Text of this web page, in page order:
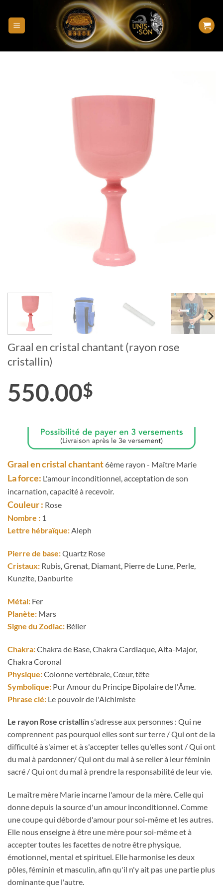
Graal en cristal chantant (rayon rose
cristallin)
550.00$
Graal en cristal chantant 6ème rayon - Maître Marie
La force: L'amour inconditionnel, acceptation de son
incarnation, capacité à recevoir.
Couleur : Rose
Nombre : 1
Lettre hébraïque:Aleph
Pierre de base:Quartz Rose
Cristaux: Rubis, Grenat, Diamant, Pierre de Lune, Perle,
Kunzite, Danburite
Métal: Fer
Planète: Mars
Signe du Zodiac: Bélier
Chakra:Chakra de Base, Chakra Cardiaque, Alta-Major,
Chakra Coronal
Physique:Colonne vertébrale, Cœur, tête
Symbolique: Pur Amour du Principe Bipolaire de l'Âme.
Phrase clé: Le pouvoir de l'Alchimiste
Le rayon Rose cristallins'adresse aux personnes : Qui ne
comprennent pas pourquoi elles sont sur terre / Qui ont de la
difficulté à s'aimer et à s'accepter telles qu'elles sont / Qui ont
du mal à pardonner/ Qui ont du mal à se relier à leur féminin
sacré / Qui ont du mal à prendre la responsabilité de leur vie.
Le maître mère Marie incarne l'amour de la mère. Celle qui
donne depuis la source d'un amour inconditionnel. Comme
une coupe qui déborde d'amour pour soi-même et les autres.
Elle nous enseigne à être une mère pour soi-même et à
accepter toutes les facettes de notre être physique,
émotionnel, mental et spirituel. Elle harmonise les deux
pôles, féminin et masculin, afin qu'il n'y ait pas une partie plus
dominante que l'autre.